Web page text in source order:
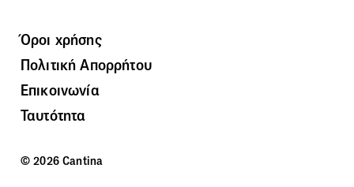
Όροι χρήσης
Πολιτική Απορρήτου
Επικοινωνία
Ταυτότητα
© 2026 Cantina